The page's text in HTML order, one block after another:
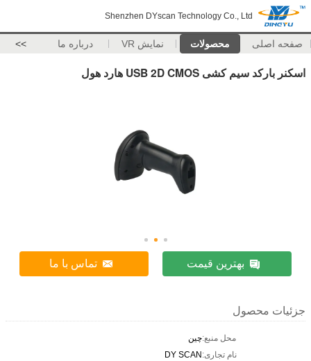
Shenzhen DYscan Technology Co., Ltd
صفحه اصلی محصولات نمایش VR درباره ما >>
اسکنر بارکد سیم کشی USB 2D CMOS هارد هول
بهترین قیمت تماس با ما
جزئیات محصول
محل منبع:چین
نام تجاری:DY SCAN